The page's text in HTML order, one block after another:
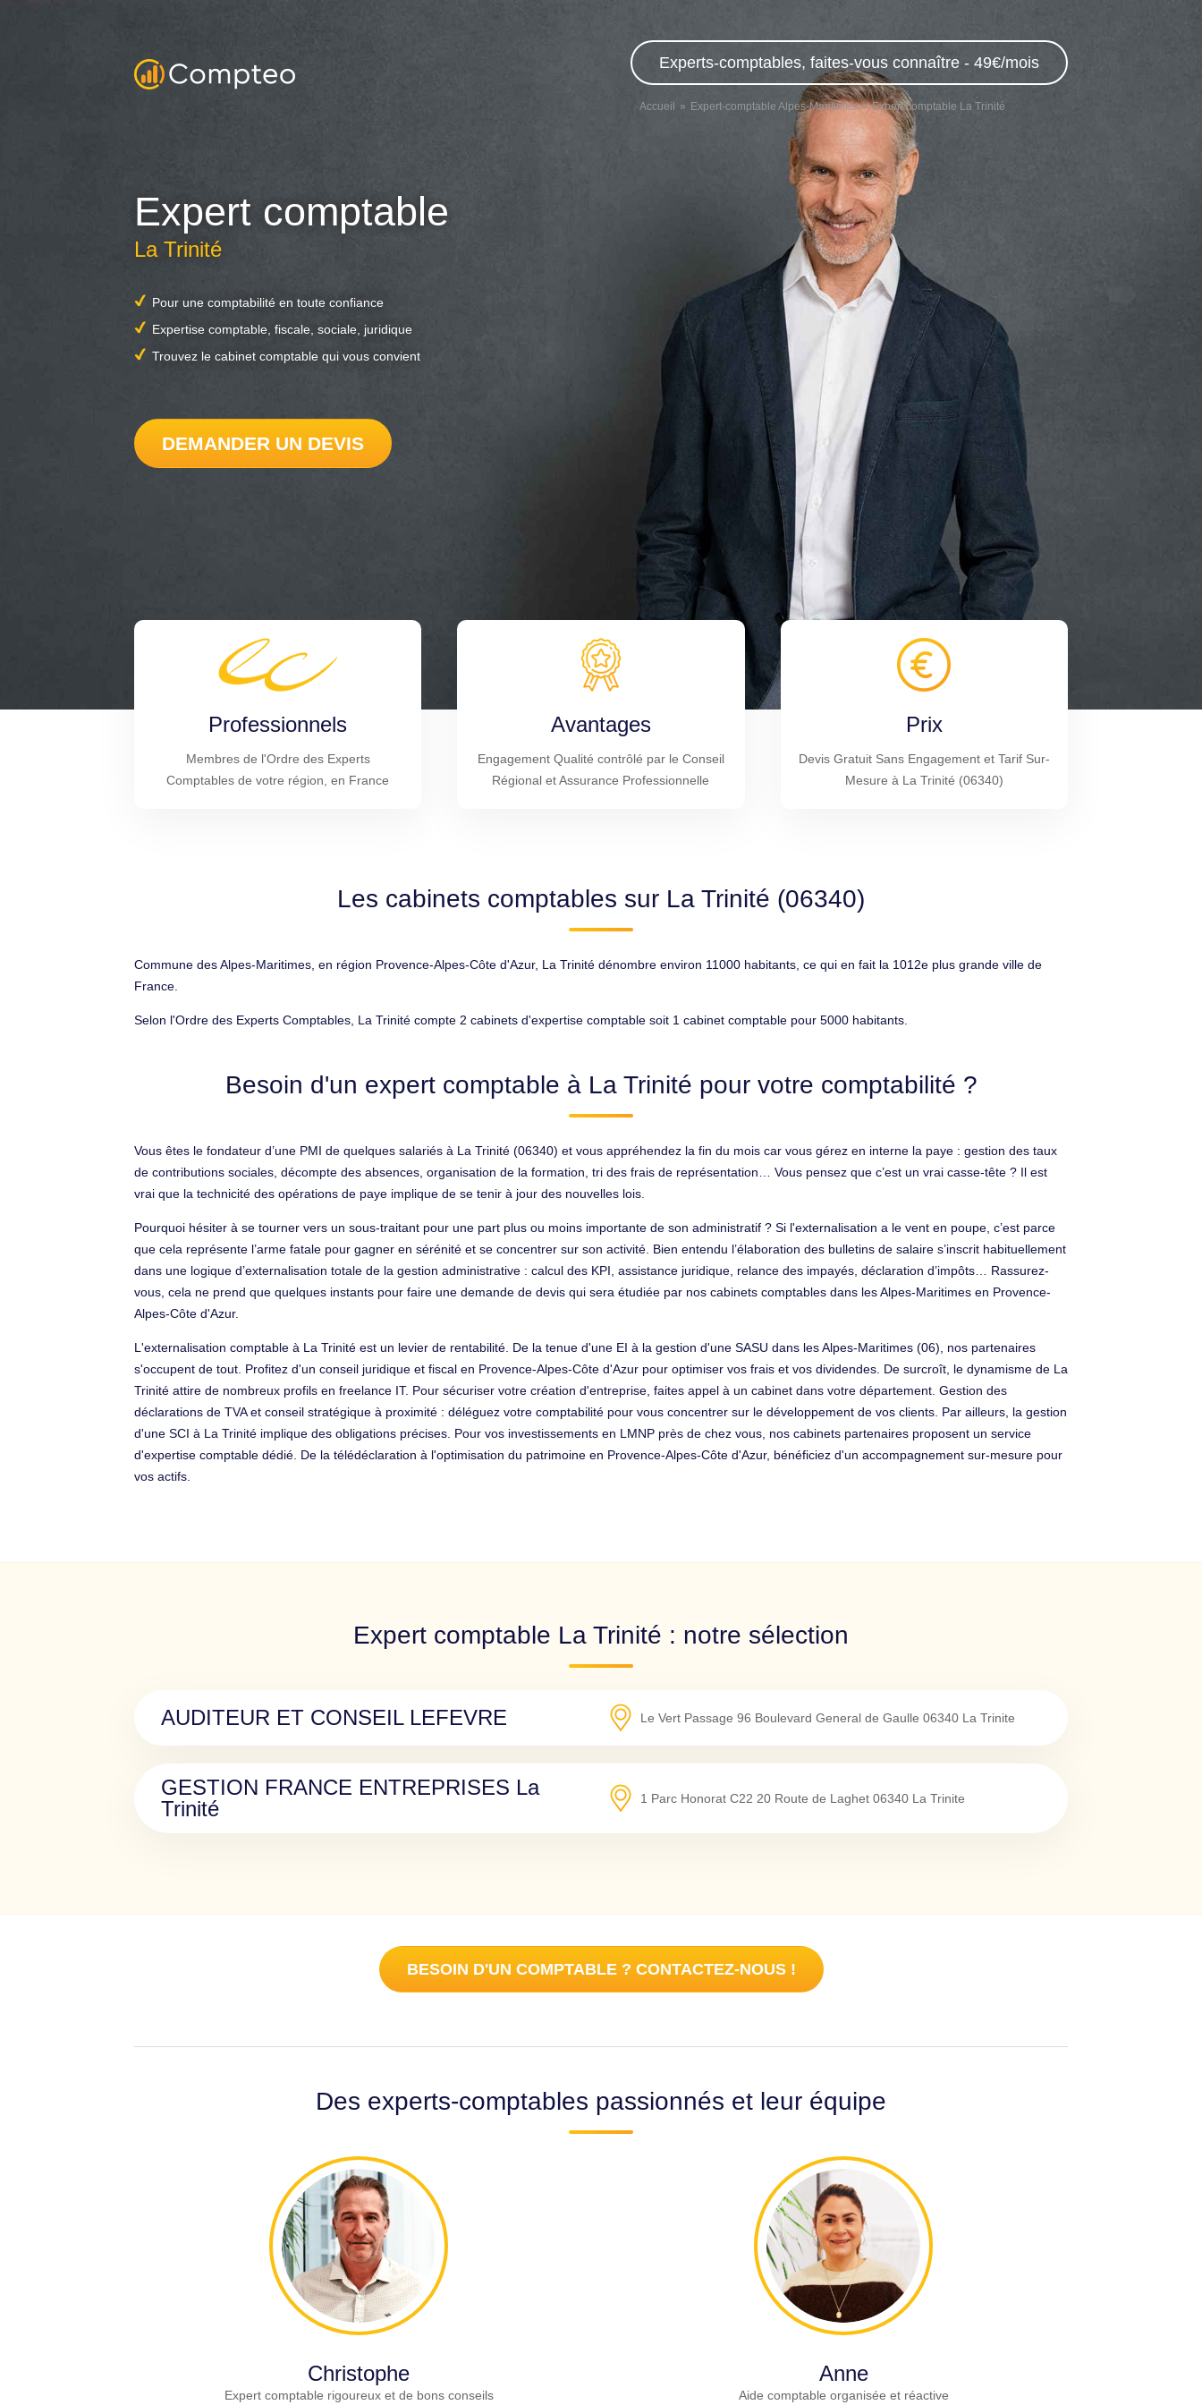
Experts-comptables, faites-vous connaître - 49€/mois
Accueil Expert-comptable Alpes-Maritimes Expert comptable La Trinité
Expert comptable
La Trinité
Pour une comptabilité en toute confiance
Expertise comptable, fiscale, sociale, juridique
Trouvez le cabinet comptable qui vous convient
DEMANDER UN DEVIS
Professionnels
Membres de l'Ordre des Experts
Comptables de votre région, en France
Avantages
Engagement Qualité contrôlé par le Conseil
Régional et Assurance Professionnelle
Prix
Devis Gratuit Sans Engagement et Tarif Sur-
Mesure à La Trinité (06340)
Les cabinets comptables sur La Trinité (06340)
Commune des Alpes-Maritimes, en région Provence-Alpes-Côte d'Azur, La Trinité dénombre environ 11000 habitants, ce qui en fait la 1012e plus grande ville de
France.
Selon l'Ordre des Experts Comptables, La Trinité compte 2 cabinets d'expertise comptable soit 1 cabinet comptable pour 5000 habitants.
Besoin d'un expert comptable à La Trinité pour votre comptabilité ?
Vous êtes le fondateur d’une PMI de quelques salariés à La Trinité (06340) et vous appréhendez la fin du mois car vous gérez en interne la paye : gestion des taux
de contributions sociales, décompte des absences, organisation de la formation, tri des frais de représentation… Vous pensez que c’est un vrai casse-tête ? Il est
vrai que la technicité des opérations de paye implique de se tenir à jour des nouvelles lois.
Pourquoi hésiter à se tourner vers un sous-traitant pour une part plus ou moins importante de son administratif ? Si l'externalisation a le vent en poupe, c’est parce
que cela représente l’arme fatale pour gagner en sérénité et se concentrer sur son activité. Bien entendu l’élaboration des bulletins de salaire s’inscrit habituellement
dans une logique d’externalisation totale de la gestion administrative : calcul des KPI, assistance juridique, relance des impayés, déclaration d’impôts… Rassurez-
vous, cela ne prend que quelques instants pour faire une demande de devis qui sera étudiée par nos cabinets comptables dans les Alpes-Maritimes en Provence-
Alpes-Côte d'Azur.
L'externalisation comptable à La Trinité est un levier de rentabilité. De la tenue d'une EI à la gestion d'une SASU dans les Alpes-Maritimes (06), nos partenaires
s'occupent de tout. Profitez d'un conseil juridique et fiscal en Provence-Alpes-Côte d'Azur pour optimiser vos frais et vos dividendes. De surcroît, le dynamisme de La
Trinité attire de nombreux profils en freelance IT. Pour sécuriser votre création d'entreprise, faites appel à un cabinet dans votre département. Gestion des
déclarations de TVA et conseil stratégique à proximité : déléguez votre comptabilité pour vous concentrer sur le développement de vos clients. Par ailleurs, la gestion
d'une SCI à La Trinité implique des obligations précises. Pour vos investissements en LMNP près de chez vous, nos cabinets partenaires proposent un service
d'expertise comptable dédié. De la télédéclaration à l'optimisation du patrimoine en Provence-Alpes-Côte d'Azur, bénéficiez d'un accompagnement sur-mesure pour
vos actifs.
Expert comptable La Trinité : notre sélection
AUDITEUR ET CONSEIL LEFEVRE Le Vert Passage 96 Boulevard General de Gaulle 06340 La Trinite
GESTION FRANCE ENTREPRISES La
Trinité
1 Parc Honorat C22 20 Route de Laghet 06340 La Trinite
BESOIN D'UN COMPTABLE ? CONTACTEZ-NOUS !
Des experts-comptables passionnés et leur équipe
Christophe
Expert comptable rigoureux et de bons conseils
Anne
Aide comptable organisée et réactive